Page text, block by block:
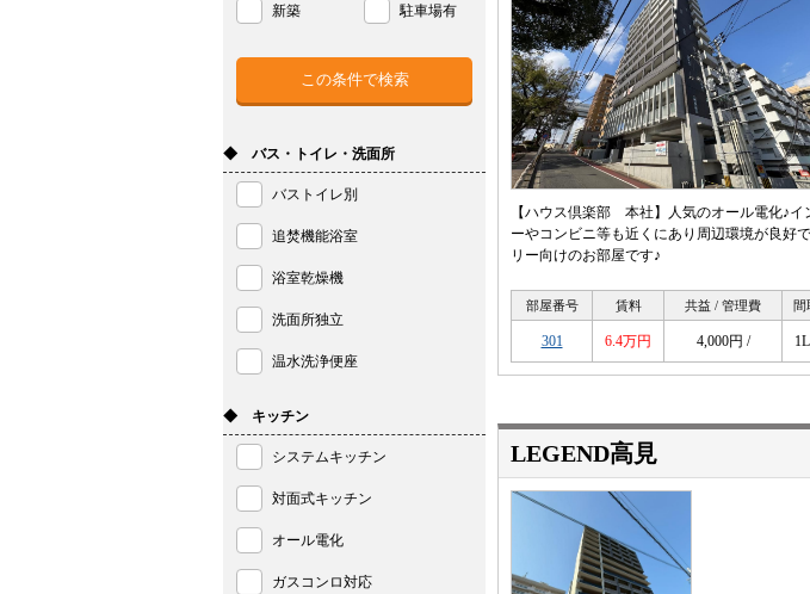
【ハウス倶楽部 本社】人気のオール電化♪
ーやコンビニ等も近くにあり周辺環境が良好
リー向けのお部屋です♪
部屋番号 賃料 共益 / 管理費 間
301 6.4万円 4,000円 /
LEGEND高見
新築 駐車場有
◆ バス・トイレ・洗面所
バストイレ別
追焚機能浴室
浴室乾燥機
洗面所独立
温水洗浄便座
◆ キッチン
システムキッチン
対面式キッチン
オール電化
ガスコンロ対応